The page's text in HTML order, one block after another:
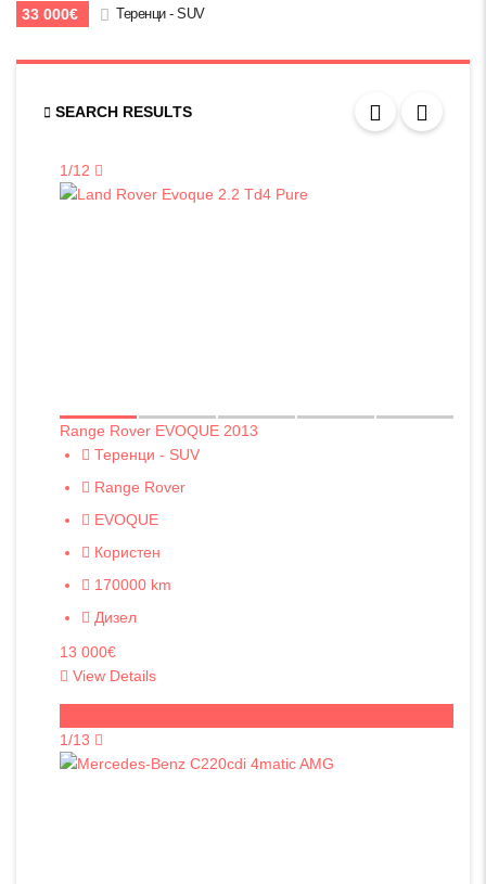
33 000€ Теренци - SUV
SEARCH RESULTS
1/12
Range Rover EVOQUE 2013
Теренци - SUV
Range Rover
EVOQUE
Користен
170000 km
Дизел
13 000€
View Details
1/13